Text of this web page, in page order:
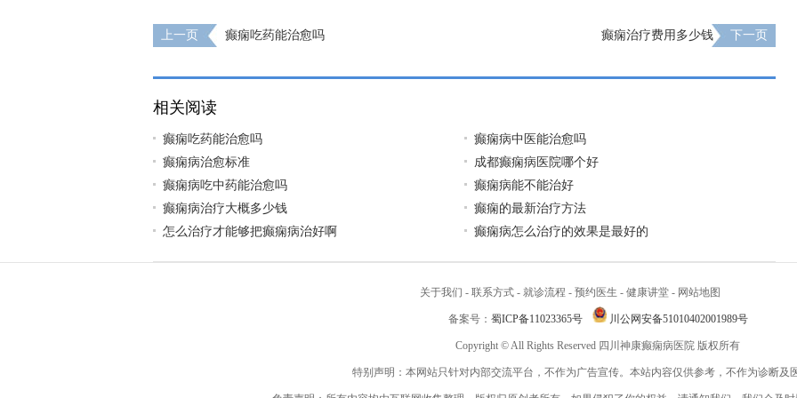
上一页 癫痫吃药能治愈吗 癫痫治疗费用多少钱 下一页
相关阅读
癫痫吃药能治愈吗
癫痫病中医能治愈吗
癫痫病治愈标准
成都癫痫病医院哪个好
癫痫病吃中药能治愈吗
癫痫病能不能治好
癫痫病治疗大概多少钱
癫痫的最新治疗方法
怎么治疗才能够把癫痫病治好啊
癫痫病怎么治疗的效果是最好的
关于我们 - 联系方式 - 就诊流程 - 预约医生 - 健康讲堂 - 网站地图
备案号： 蜀ICP备11023365号 川公网安备51010402001989号
Copyright © All Rights Reserved 四川神康癫痫病医院 版权所有
特别声明：本网站只针对内部交流平台，不作为广告宣传。本站内容仅供参考，不作为诊断及